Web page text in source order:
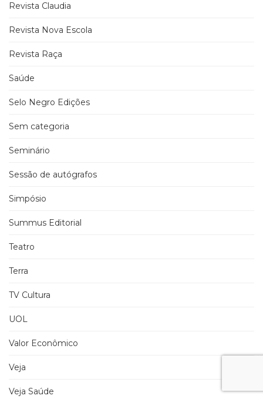
Revista Claudia
Revista Nova Escola
Revista Raça
Saúde
Selo Negro Edições
Sem categoria
Seminário
Sessão de autógrafos
Simpósio
Summus Editorial
Teatro
Terra
TV Cultura
UOL
Valor Econômico
Veja
Veja Saúde